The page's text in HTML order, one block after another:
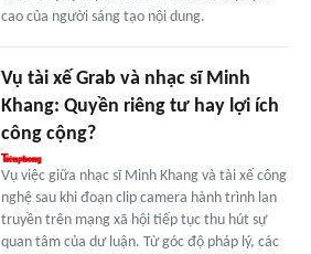
cao của người sáng tạo nội dung.
Vụ tài xế Grab và nhạc sĩ Minh
Khang: Quyền riêng tư hay lợi ích
công cộng?
Vụ việc giữa nhạc sĩ Minh Khang và tài xế công
nghệ sau khi đoạn clip camera hành trình lan
truyền trên mạng xã hội tiếp tục thu hút sự
quan tâm của dư luận. Từ góc độ pháp lý, các